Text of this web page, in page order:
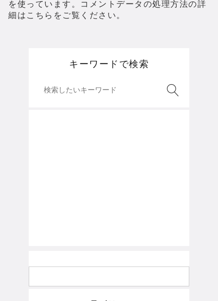
を使っています。 コメントデータの処理方法の詳
細はこちらをご覧ください 。
キーワードで検索